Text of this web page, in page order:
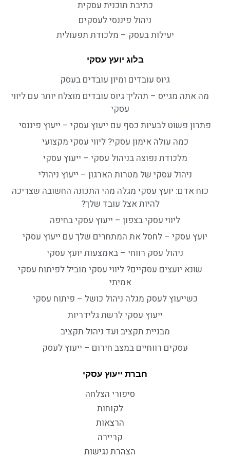
כתיבת תוכנית עסקית
ניהול פיננסי לעסקים
יעילות בעסק – מלכודת תפעולית
בלוג יועץ עסקי
גיוס עובדים ומיון עובדים בעסק
מה אתה מגייס – תהליך גיוס עובדים מוצלח יותר עם ליווי
עסקי
פתרון פשוט לבעיות כסף עם ייעוץ עסקי – ייעוץ פיננסי
כמה עולה אימון עסקי? ליווי עסקי מקצועי
מלכודת נפוצה בניהול עסקי – ייעוץ עסקי
ניהול עסקי של מטרות הארגון – ייעוץ ניהולי
כוח אדם: יועץ עסקי מגלה מהי התכונה החשובה שצריכה
להיות אצל עובד שלך?
ליווי עסקי בצפון – ייעוץ עסקי בחיפה
יועץ עסקי – לחסל את המתחרים שלך עם ייעוץ עסקי
ניהול עסק רווחי – באמצעות יועץ עסקי
שונא יועצים עסקיים? ליווי עסקי מוביל לפיתוח עסקי
אמיתי
כשייעוץ לעסק מגלה ניהול כושל – פיתוח עסקי
ייעוץ עסקי לרשת גלידריות
מבניית תקציב ועד ניהול תקציב
עסקים רווחיים במצב חירום – ייעוץ לעסק
חברת ייעוץ עסקי
סיפורי הצלחה
לקוחות
הרצאות
קריירה
הצהרת נגישות